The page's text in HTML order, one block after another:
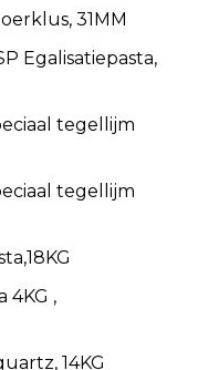
31MM
Egalisatiepasta,
tegellijm
tegellijm
4KG ,
14KG